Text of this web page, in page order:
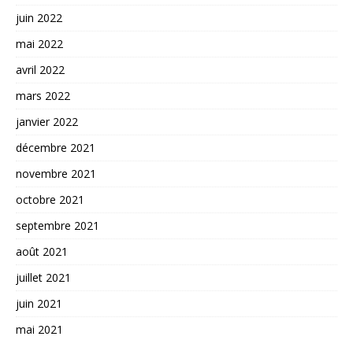
juin 2022
mai 2022
avril 2022
mars 2022
janvier 2022
décembre 2021
novembre 2021
octobre 2021
septembre 2021
août 2021
juillet 2021
juin 2021
mai 2021